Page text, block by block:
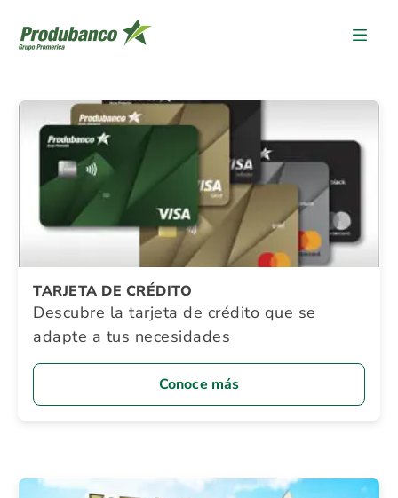
TARJETA DE CRÉDITO
Descubre la tarjeta de crédito que se
adapte a tus necesidades
Conoce más